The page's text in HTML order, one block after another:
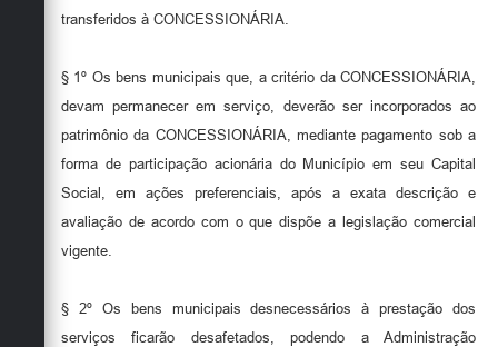
transferidos à CONCESSIONÁRIA.
§ 1º Os bens municipais que, a critério da CONCESSIONÁRIA,
devam permanecer em serviço, deverão ser incorporados ao
patrimônio da CONCESSIONÁRIA, mediante pagamento sob a
forma de participação acionária do Município em seu Capital
Social, em ações preferenciais, após a exata descrição e
avaliação de acordo com o que dispõe a legislação comercial
vigente.
§ 2º Os bens municipais desnecessários à prestação dos
serviços ficarão desafetados, podendo a Administração